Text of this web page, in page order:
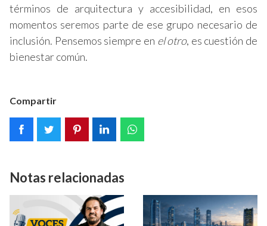
términos de arquitectura y accesibilidad, en esos
momentos seremos parte de ese grupo necesario de
inclusión. Pensemos siempre en el otro, es cuestión de
bienestar común.
Compartir
Notas relacionadas